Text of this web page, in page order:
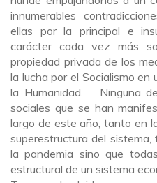
innumerables
ellas por la principal e
carácter cada vez más
propiedad privada de los
la lucha por el Socialismo en
la Humanidad. Ninguna
sociales que se han
largo de este año, tanto en
superestructura del
la pandemia sino que
estructural de un sistema